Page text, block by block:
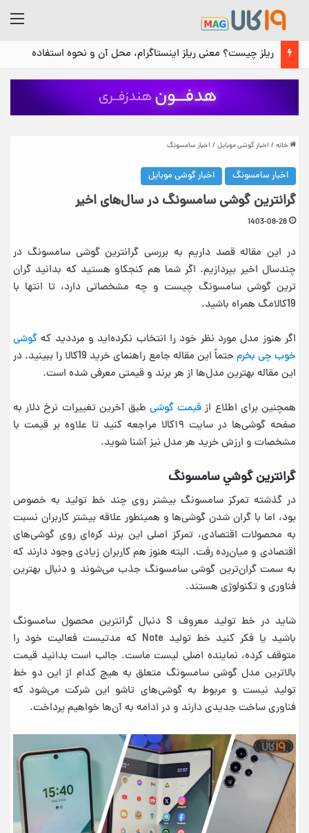
ریلز چیست؟ معنی ریلز اینستاگرام، محل آن و نحوه استفاده
خانه / اخبار گوشی موبایل / اخبار سامسونگ
اخبار سامسونگ اخبار گوشی موبایل
گرانترین گوشی سامسونگ در سال‌های اخیر
1403-08-28
در این مقاله قصد داریم به بررسی گرانترین گوشی سامسونگ در
چندسال اخیر بپردازیم. اگر شما هم کنجکاو هستید که بدانید گران
ترین گوشی سامسونگ چیست و چه مشخصاتی دارد، تا انتها با
19کالامگ همراه باشید.
اگر هنوز مدل مورد نظر خود را انتخاب نکرده‌اید و مرددید که گوشی
خوب چی بخرم
حتماً این مقاله جامع راهنمای خرید 19کالا را ببینید. در
این مقاله بهترین مدل‌ها از هر برند و قیمتی معرفی شده است.
همچنین برای اطلاع از قیمت گوشیطبق آخرین تغییرات نرخ دلار به
صفحه گوشی‌ها در سایت ۱۹کالا مراجعه کنید تا علاوه بر قیمت با
مشخصات و ارزش خرید هر مدل نیز آشنا شوید.
گرانترين گوشي سامسونگ
در گذشته تمرکز سامسونگ بیشتر روی چند خط تولید به خصوص
بود، اما با گران شدن گوشی‌ها و همینطور علاقه بیشتر کاربران نسبت
به محصولات اقتصادی، تمرکز اصلی این برند کره‌ای روی گوشی‌های
اقتصادی و میان‌رده رفت. البته هنوز هم کاربران زیادی وجود دارند که
به سمت گران‌ترین گوشی سامسونگ جذب می‌شوند و دنبال بهترین
فناوری و تکنولوژی هستند.
شاید در خط تولید معروف S دنبال گرانترین محصول سامسونگ
باشید یا فکر کنید خط تولید Note که مدتیست فعالیت خود را
متوقف کرده، نماینده اصلی لیست ماست. جالب است بدانید قیمت
بالاترین مدل گوشی سامسونگ متعلق به هیچ کدام از این دو خط
تولید نیست و مربوط به گوشی‌های تاشو این شرکت می‌شود که
فناوری ساخت جدیدی دارند و در ادامه به آن‌ها خواهیم پرداخت.